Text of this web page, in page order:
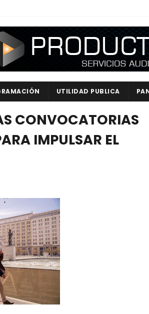
UTILIDAD PUBLICA
CONVOCATORIAS
IMPULSAR EL